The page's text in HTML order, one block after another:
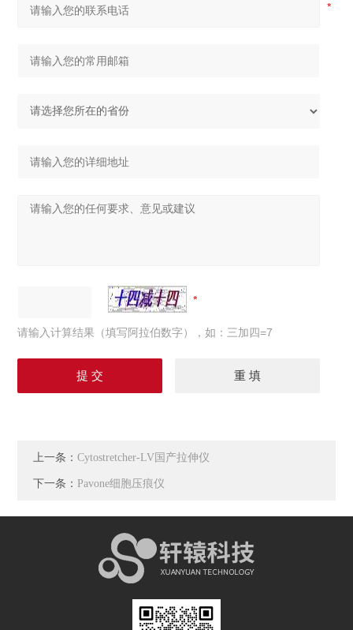
请输入计算结果（填写阿拉伯数字），如：三加四=7
上一条：Cytostretcher-LV国产拉伸仪
下一条： Pavone细胞压痕仪